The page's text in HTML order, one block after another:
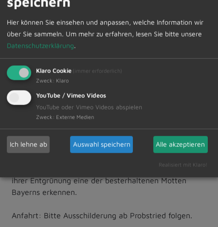
„Motten“.Am 15. September ab 16 Uhr wird es an der
mit einem Vortrag des europaweit bekannten
Burgenforschers Dr. Joachim Zeune über Motten
geben. Hierzu laden wir Sie ganz herzlich ein.
Motten repräsentieren einen speziellen Burgentyp, der
Innovationsroute des Rheins zuerst ins Rheinland
vermittelt wurde und im frühen 12. Jahrhundert auch
Bayern erreichte. Von der 620 m südlich der Kirche
einer bewaldeten Fläche lediglich Bodenspuren. Sie
Zuvor komplett im Dickicht verborgen, lassen sie nach
ihrer Entgrünung eine der besterhaltenen Motten
Bayerns erkennen.
Anfahrt: Bitte Ausschilderung ab Probstried folgen.
Hier können Sie einsehen und anpassen, welche Information wir
über Sie sammeln. Um mehr zu erfahren, lesen Sie bitte unsere
Datenschutzerklärung.
Klaro Cookie (immer erforderlich)
Zweck : Klaro
YouTube / Vimeo Videos
YouTube oder Vimeo Videos abspielen
Zweck : Externe Medien
Ich lehne ab Auswahl speichern Alle akzeptieren
Realisiert mit Klaro!